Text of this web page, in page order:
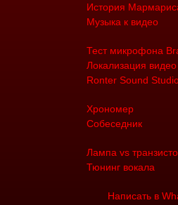
История
Музыка к видео
Тест микрофона
Локализация видео
Ronter Sound
Хрономер
Собеседник
Лампа vs
Тюнинг вокала
Написать в